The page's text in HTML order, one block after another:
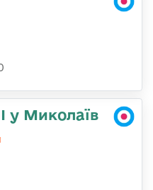
у Миколаїв